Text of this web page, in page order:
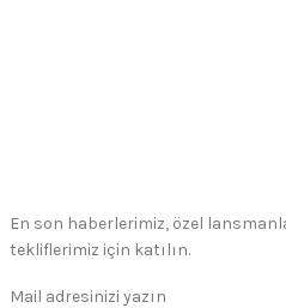
En son haberlerimiz, özel
tekliflerimiz için katılın.